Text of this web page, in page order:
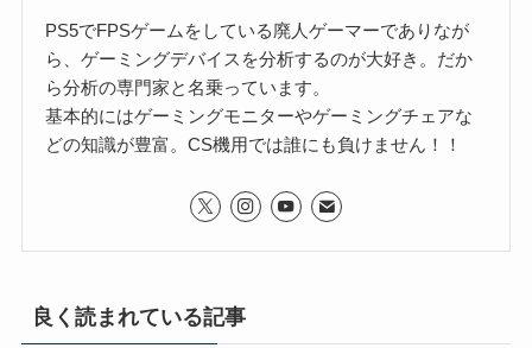
PS5でFPSゲームをしている廃人ゲーマーでありなが
ら、ゲーミングデバイスを分析するのが大好き。だか
ら分析の専門家と名乗っています。
基本的にはゲーミングモニターやゲーミングチェアな
どの知識が豊富。CS機用では誰にも負けません！！
良く読まれている記事